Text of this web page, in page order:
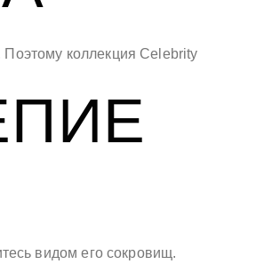
Поэтому коллекция Celebrity
видом его сокровищ.